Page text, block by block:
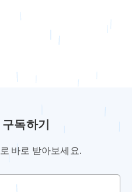
독하기
바로 받아보세요.